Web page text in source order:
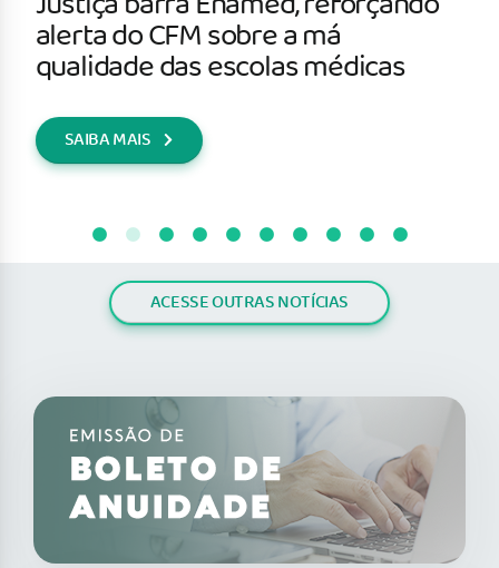
alerta do CFM sobre a má
qualidade das escolas médicas
SAIBA MAIS
ACESSE OUTRAS NOTÍCIAS